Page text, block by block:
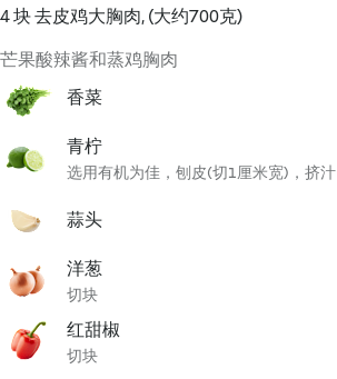
4 块 去皮鸡大胸肉, (大约700克)
芒果酸辣酱和蒸鸡胸肉
香菜
青柠
选用有机为佳，刨皮(切1厘米宽)，挤汁
蒜头
洋葱
切块
红甜椒
切块